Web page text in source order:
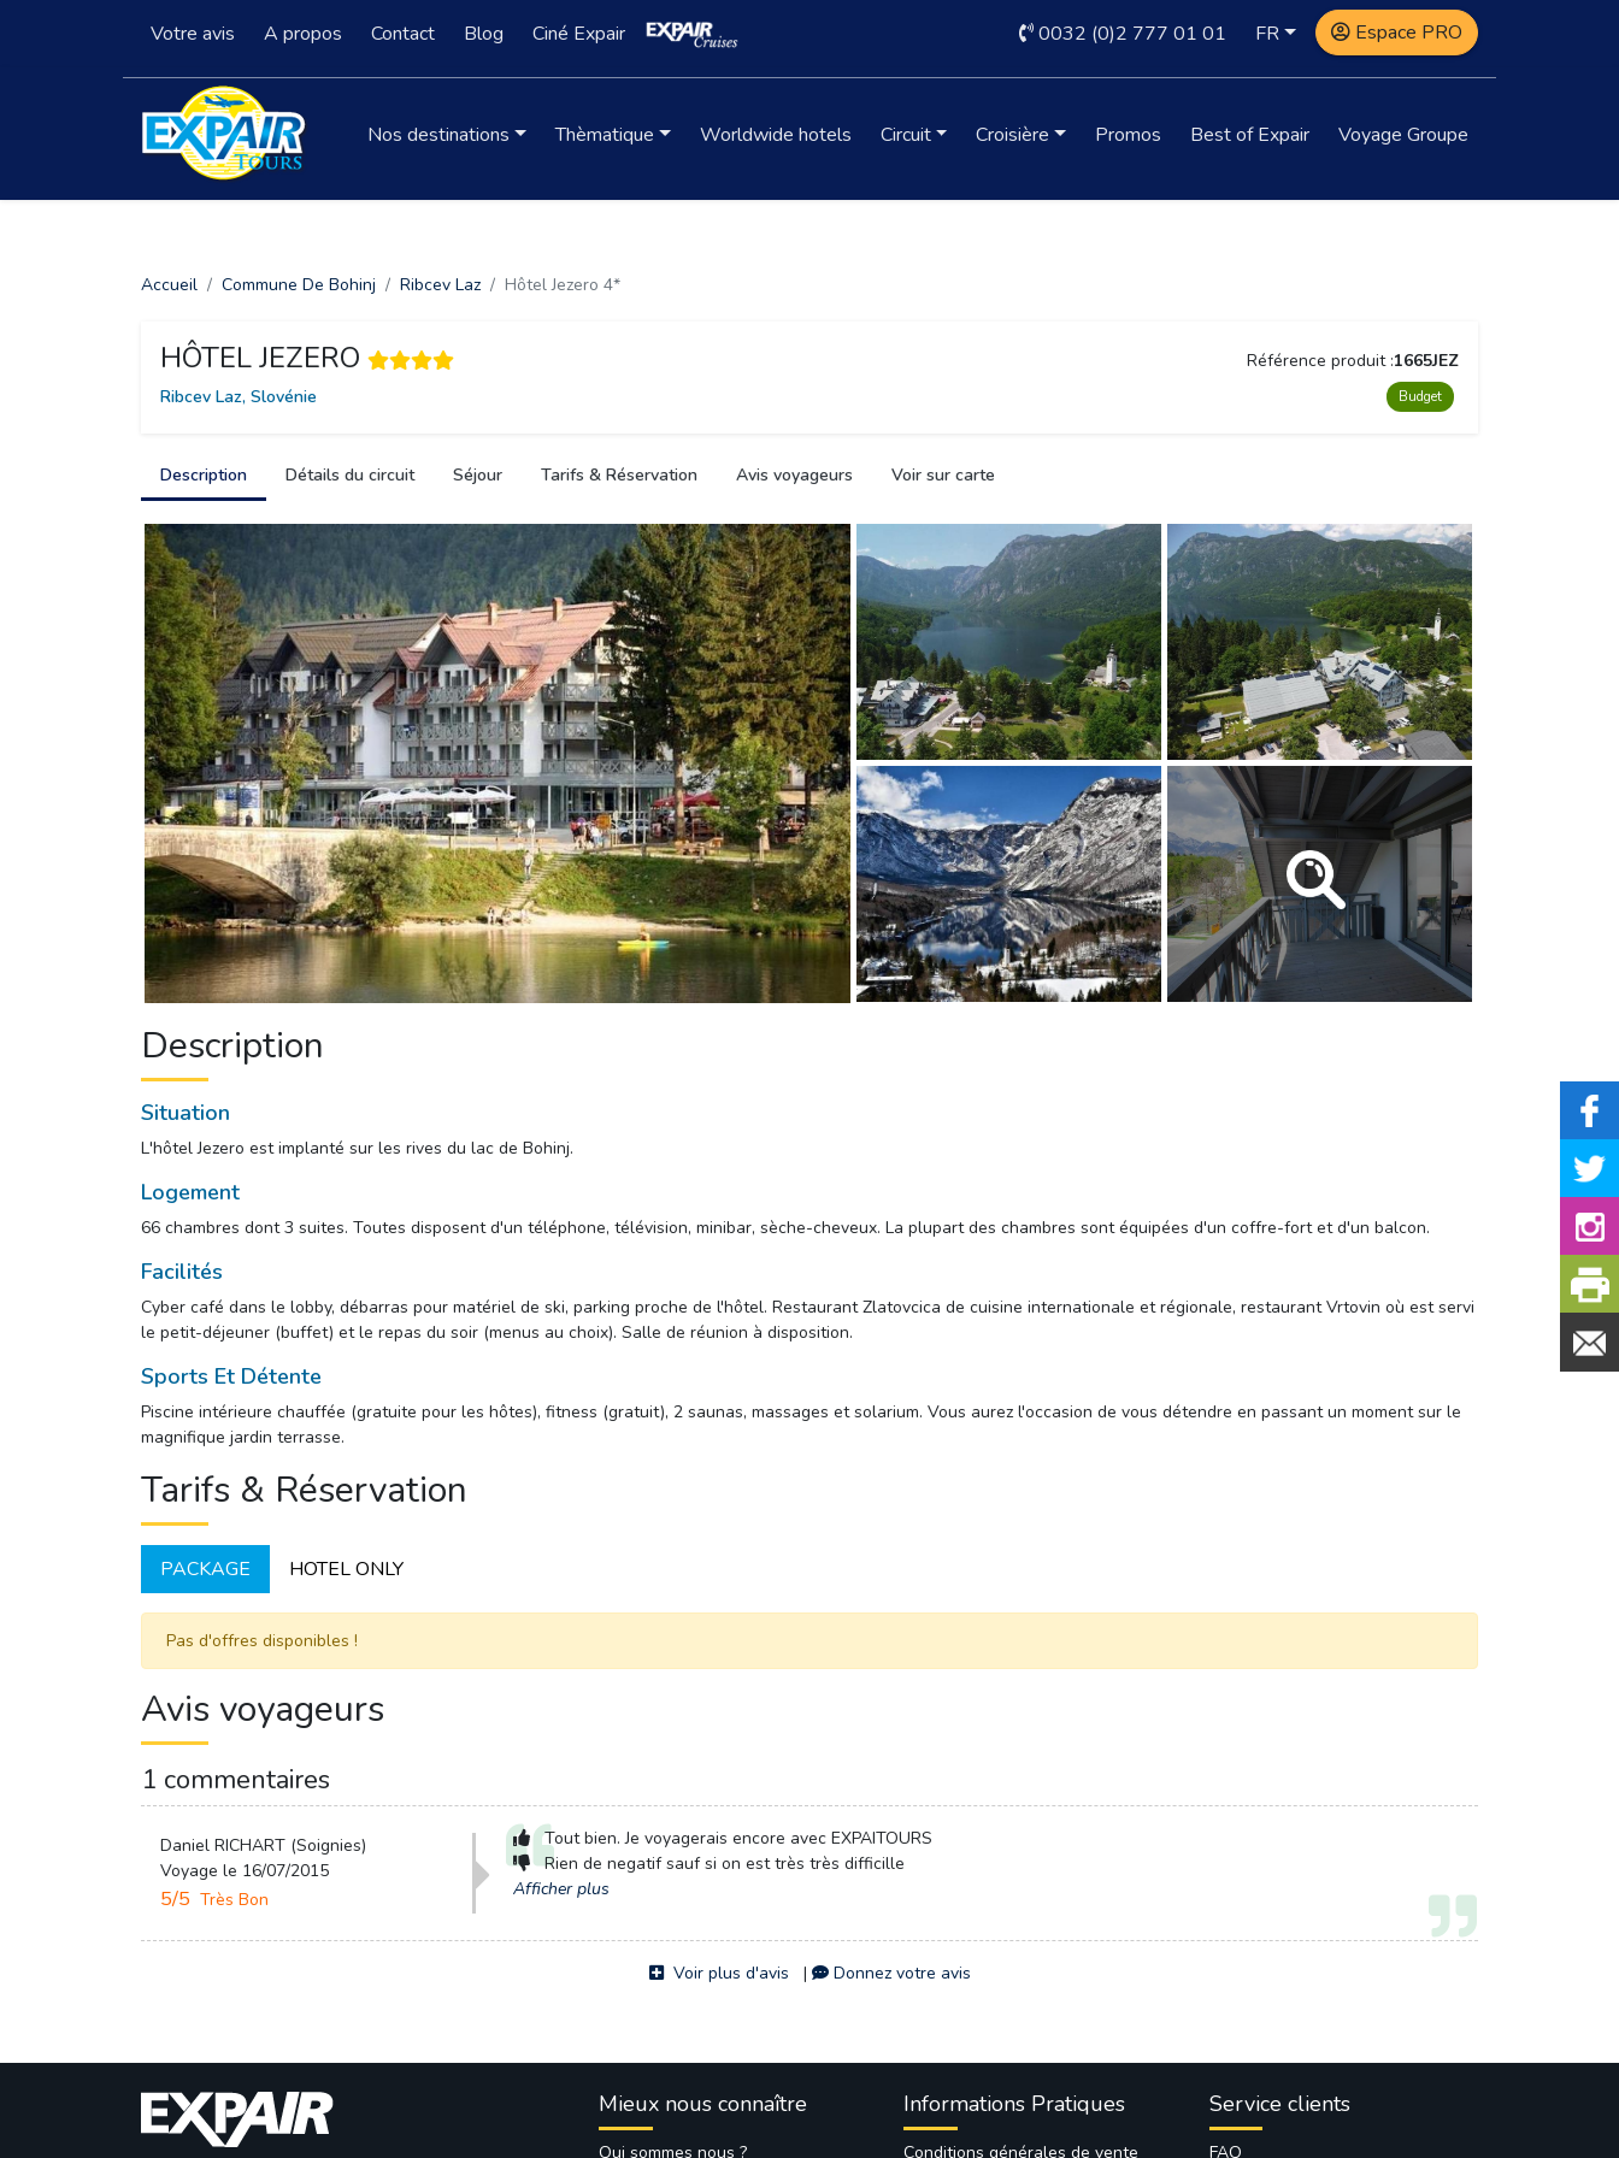
Votre avis A propos Contact Blog Ciné Expair 0032 (0)2 777 01 01 FR Espace PRO
Nos destinations Thèmatique Worldwide hotels Circuit Croisière Promos Best of Expair Voyage Groupe
Accueil Commune De Bohinj Ribcev Laz Hôtel Jezero 4*
HÔTEL JEZERO
Ribcev Laz, Slovénie
Référence produit :1665JEZ
Budget
Description Détails du circuit Séjour Tarifs & Réservation Avis voyageurs Voir sur carte
Description
Situation
L'hôtel Jezero est implanté sur les rives du lac de Bohinj.
Logement
66 chambres dont 3 suites. Toutes disposent d'un téléphone, télévision, minibar, sèche-cheveux. La plupart des chambres sont équipées d'un coffre-fort et d'un balcon.
Facilités
Cyber café dans le lobby, débarras pour matériel de ski, parking proche de l'hôtel. Restaurant Zlatovcica de cuisine internationale et régionale, restaurant Vrtovin où est servi
le petit-déjeuner (buffet) et le repas du soir (menus au choix). Salle de réunion à disposition.
Sports Et Détente
Piscine intérieure chauffée (gratuite pour les hôtes), fitness (gratuit), 2 saunas, massages et solarium. Vous aurez l'occasion de vous détendre en passant un moment sur le
magnifique jardin terrasse.
Tarifs & Réservation
PACKAGE HOTEL ONLY
Pas d'offres disponibles !
Avis voyageurs
1 commentaires
Daniel RICHART (Soignies)
Voyage le 16/07/2015
5/5 Très Bon
Tout bien. Je voyagerais encore avec EXPAITOURS
Rien de negatif sauf si on est très très difficille
Afficher plus
Voir plus d'avis | Donnez votre avis
Mieux nous connaître
Qui sommes nous ?
Informations Pratiques
Conditions générales de vente
Service clients
FAQ